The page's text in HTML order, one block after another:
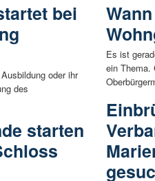
bei
oder ihr
des
starten
Es ist
ein Thema.